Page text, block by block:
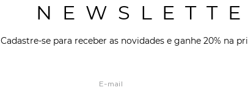
Cadastre-se para receber as novidades e ganhe 20% na